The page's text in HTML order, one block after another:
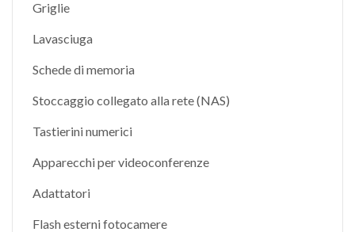
Griglie
Lavasciuga
Schede di memoria
Stoccaggio collegato alla rete (NAS)
Tastierini numerici
Apparecchi per videoconferenze
Adattatori
Flash esterni fotocamere